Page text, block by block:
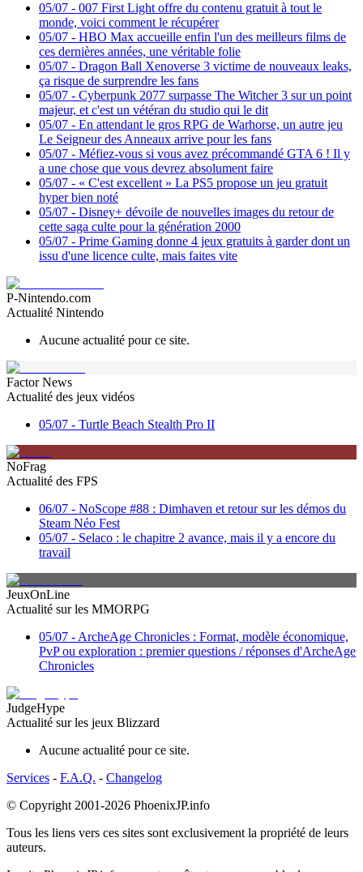
05/07 - 007 First Light offre du contenu gratuit à tout le
monde, voici comment le récupérer
05/07 - HBO Max accueille enfin l'un des meilleurs films de
ces dernières années, une véritable folie
05/07 - Dragon Ball Xenoverse 3 victime de nouveaux leaks,
ça risque de surprendre les fans
05/07 - Cyberpunk 2077 surpasse The Witcher 3 sur un point
majeur, et c'est un vétéran du studio qui le dit
05/07 - En attendant le gros RPG de Warhorse, un autre jeu
Le Seigneur des Anneaux arrive pour les fans
05/07 - Méfiez-vous si vous avez précommandé GTA 6 ! Il y
a une chose que vous devrez absolument faire
05/07 - « C'est excellent » La PS5 propose un jeu gratuit
hyper bien noté
05/07 - Disney+ dévoile de nouvelles images du retour de
cette saga culte pour la génération 2000
05/07 - Prime Gaming donne 4 jeux gratuits à garder dont un
issu d'une licence culte, mais faites vite
P-Nintendo.com
Actualité Nintendo
Aucune actualité pour ce site.
Factor News
Actualité des jeux vidéos
05/07 - Turtle Beach Stealth Pro II
NoFrag
Actualité des FPS
06/07 - NoScope #88 : Dimhaven et retour sur les démos du
Steam Néo Fest
05/07 - Selaco : le chapitre 2 avance, mais il y a encore du
travail
JeuxOnLine
Actualité sur les MMORPG
05/07 - ArcheAge Chronicles : Format, modèle économique,
PvP ou exploration : premier questions / réponses d'ArcheAge
Chronicles
JudgeHype
Actualité sur les jeux Blizzard
Aucune actualité pour ce site.
Services - F.A.Q. - Changelog
© Copyright 2001-2026 PhoenixJP.info
Tous les liens vers ces sites sont exclusivement la propriété de leurs
auteurs.